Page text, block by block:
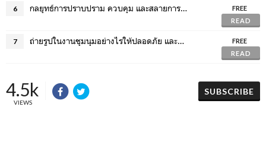
6 กลยุทธ์การปราบปราม ควบคุม และสลายการชุมนุมของกองกำลังตำรวจสหรัฐ
FREE
READ
7 ถ่ายรูปในงานชุมนุมอย่างไรให้ปลอดภัย และไม่สร้างความเดือดร้อน
FREE
READ
4.5k
VIEWS
SUBSCRIBE